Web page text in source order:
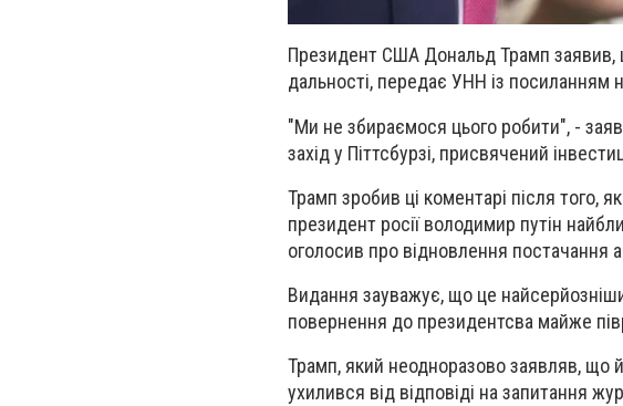
Президент США Дональд Трамп заявив,
дальності, передає УНН із посиланням
"Ми не збираємося цього робити", -
захід у Піттсбурзі, присвячений
Трамп зробив ці коментарі після того,
президент росії володимир путін
оголосив про відновлення постачання
Видання зауважує, що це
повернення до президентсва майже
Трамп, який неодноразово заявляв, що
ухилився від відповіді на запитання